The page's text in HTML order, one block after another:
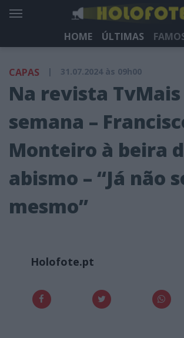
HOME ÚLTIMAS
HOLOFOTE TV
CAPAS | 31.07.2024 às 09h00
Na revista
semana –
Monteiro à beira
abismo – “Já não
mesmo”
Holofote.pt